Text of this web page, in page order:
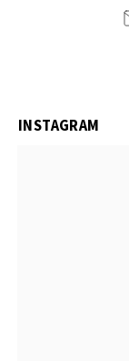
INSTAGRAM